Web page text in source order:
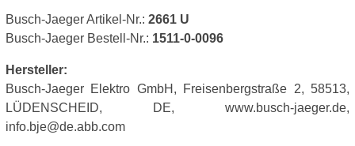
Busch-Jaeger Artikel-Nr.: 2661 U
Busch-Jaeger Bestell-Nr.: 1511-0-0096
Hersteller:
Busch-Jaeger Elektro GmbH, Freisenbergstraße 2, 58513,
LÜDENSCHEID, DE, www.busch-jaeger.de,
info.bje@de.abb.com